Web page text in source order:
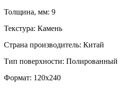
Толщина, мм: 9
Текстура: Камень
Страна производитель: Китай
Тип поверхности: Полированный
Формат: 120х240